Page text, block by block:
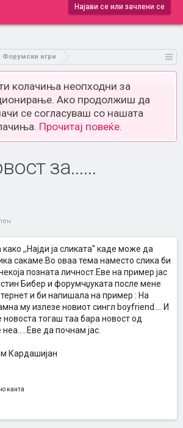
Најави се или зачлени се
Форумски игри
колачиња неопходни за
Ако продолжиш да
се согласуваш со нашата
Прочитај повеќе.
за......
,,Најди ја сликата'' каде може да
сакаме.Во оваа тема наместо слика би
позната личност.Eве на пример јас
Бибер и форумчџуката после мене
и би напишала на пример : На
му излезе новиот сингл boyfriend.... И
новоста тогаш таа бара новост од
да почнам јас.
Кардашијан
канта